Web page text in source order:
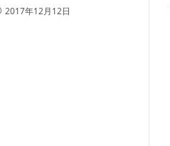
2017年12月12日